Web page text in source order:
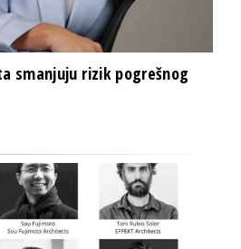
smanjuju rizik pogrešnog